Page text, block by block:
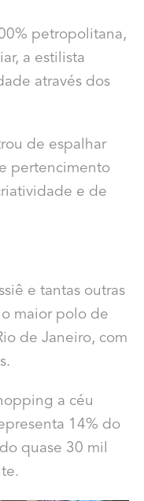
petropolitana,
a estilista
através dos
de espalhar
pertencimento
e de
e tantas outras
o maior polo de
de Janeiro, com
a céu
14% do
quase 30 mil